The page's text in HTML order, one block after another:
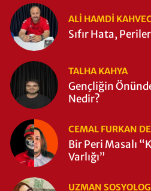
ALI HAMDI
Sıfır Hata,
TALHA KAHYA
Gençliğin
Nedir?
CEMAL FURKAN
Bir Peri Masalı
Varlığı”
UZMAN